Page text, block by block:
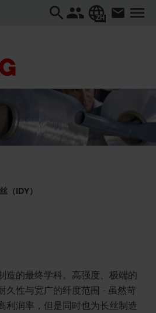
ZH
（IDY）
造的最终学科。高强度、极端的
久性与宽广的纤度范围 - 虽然苛
利润率，但是同时也为长丝制造